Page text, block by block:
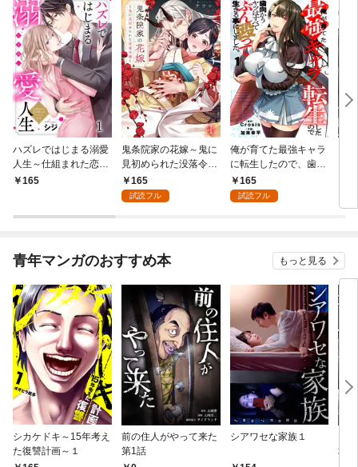
ハズレではじまる溺愛
人生～仕組まれた恋の
相手はハイスぺ社長１
165
鬼条院家の花嫁～鬼に
見初められた没落令嬢
～１165
試読フル
俺が育てた最強キャラ
に転生したので、歯向
かうヤツはすべてぶん
殴って生きる事にしま
165
試読フル
青年マンガのおすすめ本 もっと見る
シカケドキ～15年考え
た復讐計画～１
前の住人がやって来た
第1話
シアワセな家族１
地